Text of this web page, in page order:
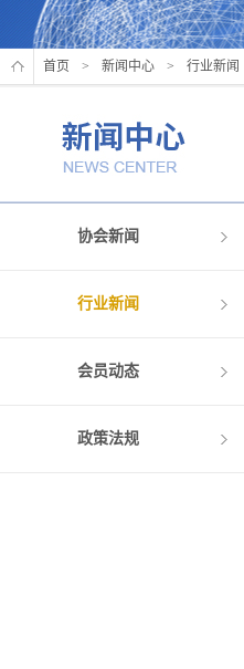
首页 > 新闻中心 > 行业新闻
协会新闻
行业新闻
会员动态
政策法规